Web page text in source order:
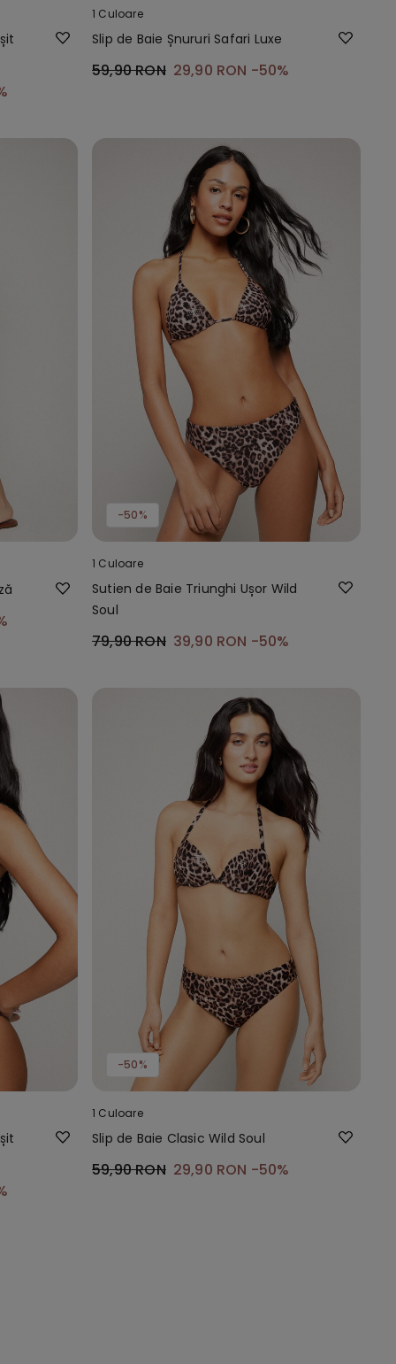
1 Culoare
Slip de Baie Șnururi Safari Luxe
59,90 RON 29,90 RON -50%
-50%
1 Culoare
Sutien de Baie Triunghi Ușor Wild
Soul
79,90 RON 39,90 RON -50%
-50%
1 Culoare
Slip de Baie Clasic Wild Soul
59,90 RON 29,90 RON -50%